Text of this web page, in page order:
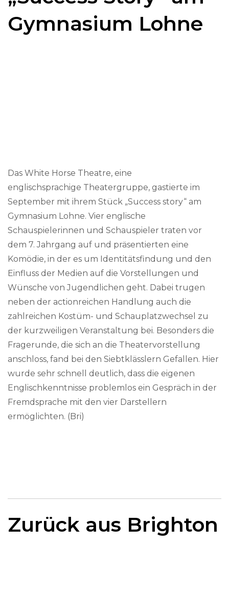
Gymnasium Lohne
Das White Horse Theatre, eine
englischsprachige Theatergruppe, gastierte im
September mit ihrem Stück „Success story“ am
Gymnasium Lohne. Vier englische
Schauspielerinnen und Schauspieler traten vor
dem 7. Jahrgang auf und präsentierten eine
Komödie, in der es um Identitätsfindung und den
Einfluss der Medien auf die Vorstellungen und
Wünsche von Jugendlichen geht. Dabei trugen
neben der actionreichen Handlung auch die
zahlreichen Kostüm- und Schauplatzwechsel zu
der kurzweiligen Veranstaltung bei. Besonders die
Fragerunde, die sich an die Theatervorstellung
anschloss, fand bei den Siebtklässlern Gefallen. Hier
wurde sehr schnell deutlich, dass die eigenen
Englischkenntnisse problemlos ein Gespräch in der
Fremdsprache mit den vier Darstellern
ermöglichten. (Bri)
Zurück aus Brighton